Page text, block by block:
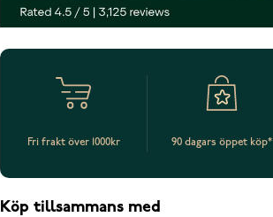
Fri frakt över 1000kr 90 dagars öppet köp*
Köp tillsammans med